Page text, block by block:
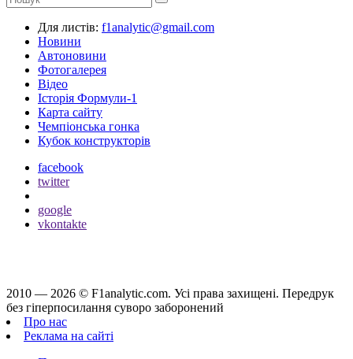
Для листів: f1analytic@gmail.com
Новини
Автоновини
Фотогалерея
Відео
Історія Формули-1
Карта сайту
Чемпіонська гонка
Кубок конструкторів
facebook
twitter
google
vkontakte
2010 — 2026 © F1analytic.com. Усi права захищенi. Передрук
без гіперпосилання суворо заборонений
Про нас
Реклама на сайті